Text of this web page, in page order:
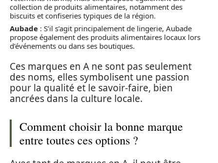
collection de produits alimentaires, notamment des
biscuits et confiseries typiques de la région.
Aubade : S’il s’agit principalement de lingerie, Aubade
propose également des produits alimentaires locaux lors
d’événements ou dans ses boutiques.
Ces marques en A ne sont pas seulement
des noms, elles symbolisent une passion
pour la qualité et le savoir-faire, bien
ancrées dans la culture locale.
Comment choisir la bonne marque
entre toutes ces options ?